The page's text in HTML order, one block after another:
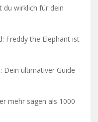
du wirklich für dein
Freddy the Elephant ist
Dein ultimativer Guide
mehr sagen als 1000